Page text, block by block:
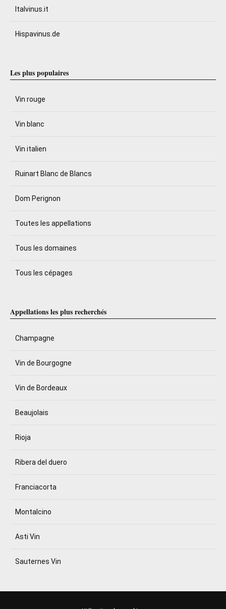
Italvinus.it
Hispavinus.de
Les plus populaires
Vin rouge
Vin blanc
Vin italien
Ruinart Blanc de Blancs
Dom Perignon
Toutes les appellations
Tous les domaines
Tous les cépages
Appellations les plus recherchés
Champagne
Vin de Bourgogne
Vin de Bordeaux
Beaujolais
Rioja
Ribera del duero
Franciacorta
Montalcino
Asti Vin
Sauternes Vin